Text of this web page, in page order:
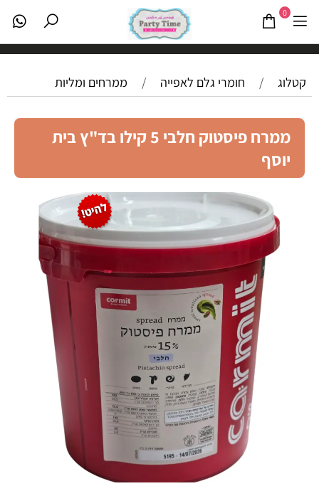
0
קטלוג / חומרי גלם לאפייה / ממרחים ומליות
ממרח פיסטוק חלבי 5 קילו בד"ץ בית
יוסף